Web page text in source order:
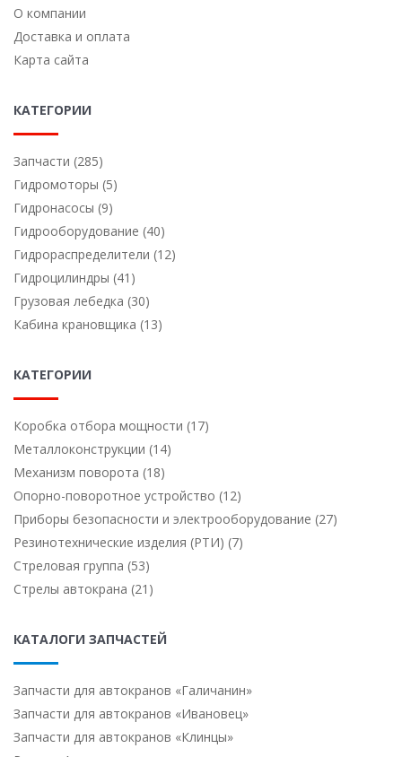
О компании
Доставка и оплата
Карта сайта
КАТЕГОРИИ
Запчасти (285)
Гидромоторы (5)
Гидронасосы (9)
Гидрооборудование (40)
Гидрораспределители (12)
Гидроцилиндры (41)
Грузовая лебедка (30)
Кабина крановщика (13)
КАТЕГОРИИ
Коробка отбора мощности (17)
Металлоконструкции (14)
Механизм поворота (18)
Опорно-поворотное устройство (12)
Приборы безопасности и электрооборудование (27)
Резинотехнические изделия (РТИ) (7)
Стреловая группа (53)
Стрелы автокрана (21)
КАТАЛОГИ ЗАПЧАСТЕЙ
Запчасти для автокранов «Галичанин»
Запчасти для автокранов «Ивановец»
Запчасти для автокранов «Клинцы»